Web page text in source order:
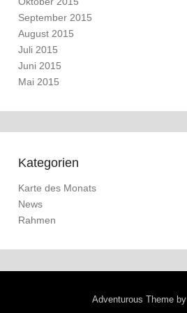
September 2015
August 2015
Juli 2015
Juni 2015
Mai 2015
Kategorien
Karte des Monats
News
Rahmen
Adventurous Theme by